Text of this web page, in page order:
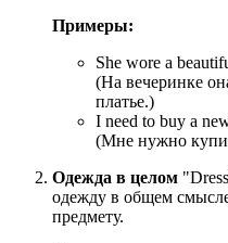
Примеры:
She wore a
(На вечеринке
платье.)
I need to buy a
(Мне нужно
Одежда в целом
одежду в общем
предмету.